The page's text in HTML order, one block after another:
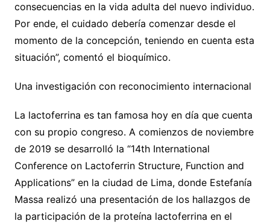
consecuencias en la vida adulta del nuevo individuo.
Por ende, el cuidado debería comenzar desde el
momento de la concepción, teniendo en cuenta esta
situación”, comentó el bioquímico.
Una investigación con reconocimiento internacional
La lactoferrina es tan famosa hoy en día que cuenta
con su propio congreso. A comienzos de noviembre
de 2019 se desarrolló la “14th International
Conference on Lactoferrin Structure, Function and
Applications” en la ciudad de Lima, donde Estefanía
Massa realizó una presentación de los hallazgos de
la participación de la proteína lactoferrina en el